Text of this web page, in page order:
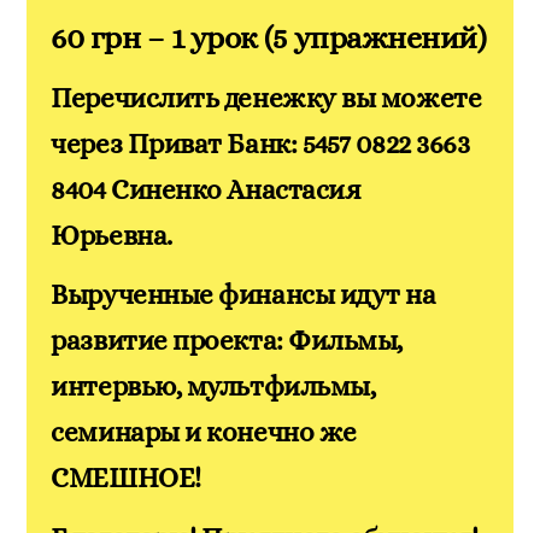
60 грн – 1 урок (5 упражнений)
Перечислить денежку вы можете
через Приват Банк:5457 0822 3663
8404 Синенко Анастасия
Юрьевна.
Вырученные финансы идут на
развитие проекта: Фильмы,
интервью, мультфильмы,
семинары и конечно же
СМЕШНОЕ!